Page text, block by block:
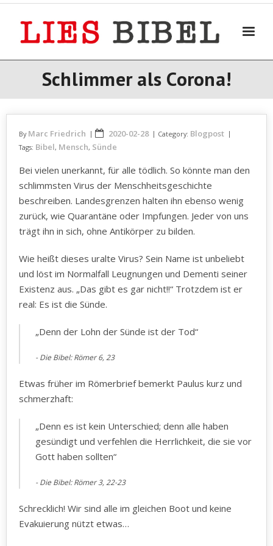
Skip
Schlimmer als Corona!
By Marc Friedrich 2020-02-28 Category: Blogpost
Tags: Bibel, Mensch, Sünde
Bei vielen unerkannt, für alle tödlich. So könnte man den
schlimmsten Virus der Menschheitsgeschichte
beschreiben. Landesgrenzen halten ihn ebenso wenig
zurück, wie Quarantäne oder Impfungen. Jeder von uns
trägt ihn in sich, ohne Antikörper zu bilden.
Wie heißt dieses uralte Virus? Sein Name ist unbeliebt
und löst im Normalfall Leugnungen und Dementi seiner
Existenz aus. „Das gibt es gar nicht!!“ Trotzdem ist er
real: Es ist die Sünde.
„Denn der Lohn der Sünde ist der Tod“
Die Bibel: Römer 6, 23
Etwas früher im Römerbrief bemerkt Paulus kurz und
schmerzhaft:
„Denn es ist kein Unterschied; denn alle haben
gesündigt und verfehlen die Herrlichkeit, die sie vor
Gott haben sollten“
Die Bibel: ‭‭Römer‬ ‭3, 22-23‬
Schrecklich! Wir sind alle im gleichen Boot und keine
Evakuierung nützt etwas…